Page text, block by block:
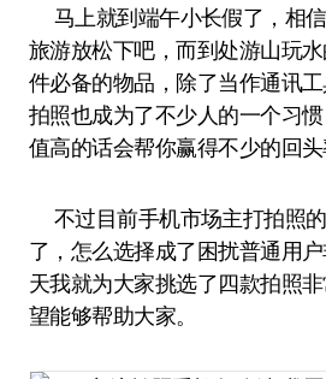
马上就到端午小长假了，相
旅游放松下吧，而到处游山玩
件必备的物品，除了当作通讯
拍照也成为了不少人的一个习
值高的话会帮你赢得不少的回头
不过目前手机市场主打拍照
了，怎么选择成了困扰普通用
天我就为大家挑选了四款拍照
望能够帮助大家。